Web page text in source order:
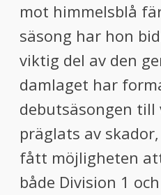
mot himmelsblå
säsong har hon
viktig del av den
damlaget har
debutsäsongen till
präglats av
fått möjligheten
både Division 1